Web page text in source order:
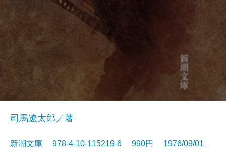
司馬遼太郎／著
新潮文庫 978-4-10-115219-6 990円 1976/09/01